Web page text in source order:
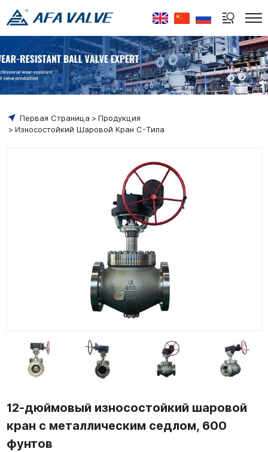
Select Language
Первая Страница
Продукция
Износостойкий Шаровой Кран C-Типа
12-дюймовый износостойкий шаровой
кран с металлическим седлом, 600
фунтов